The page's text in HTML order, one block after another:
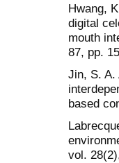
Hwang,
digital
mouth
87, pp.
Jin, S. A.
based
vol.